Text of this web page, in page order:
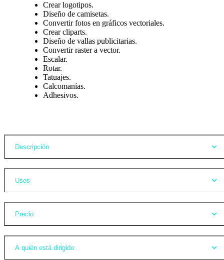
Crear logotipos.
Diseño de camisetas.
Convertir fotos en gráficos vectoriales.
Crear cliparts.
Diseño de vallas publicitarias.
Convertir raster a vector.
Escalar.
Rotar.
Tatuajes.
Calcomanías.
Adhesivos.
Descripción
Usos
Precio
A quién está dirigido